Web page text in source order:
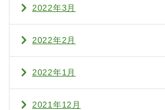
2022年3月
2022年2月
2022年1月
2021年12月